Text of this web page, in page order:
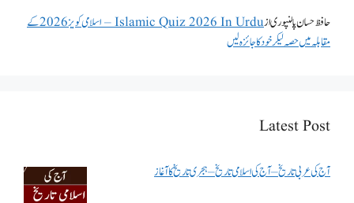
حافظ حسان پالنپوریاز
Islamic Quiz 2026 In Urdu – اسلامی کویز 2026 کے
مقابلہ میں حصہ لیکر خود کا جائزہ لیں
Latest Post
آج کی عربی تاریخ – آج کی اسلامی تاریخ – ہجری تاریخ کا آغاز